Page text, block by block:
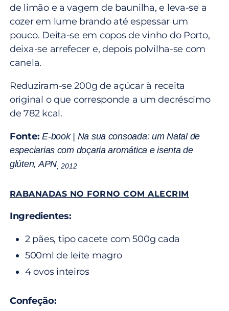
de limão e a vagem de baunilha, e leva-se a
cozer em lume brando até espessar um
pouco. Deita-se em copos de vinho do Porto,
deixa-se arrefecer e, depois polvilha-se com
canela.
Reduziram-se 200g de açúcar à receita
original o que corresponde a um decréscimo
de 782 kcal.
Fonte: E-book | Na sua consoada: um Natal de
especiarias com doçaria aromática e isenta de
glúten, APN, 2012
RABANADAS NO FORNO COM ALECRIM
Ingredientes:
2 pães, tipo cacete com 500g cada
500ml de leite magro
4 ovos inteiros
Confeção: